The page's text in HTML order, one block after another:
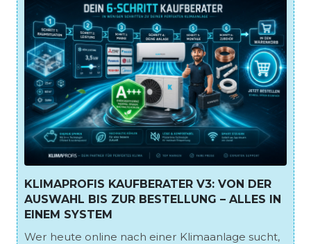
KLIMAPROFIS KAUFBERATER V3: VON DER
AUSWAHL BIS ZUR BESTELLUNG – ALLES IN
EINEM SYSTEM
Wer heute online nach einer Klimaanlage sucht,